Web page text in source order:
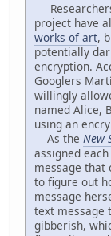
project have
works of art,
potentially
encryption.
Googlers
willingly
named Alice,
using an
As the New
assigned
message that
to figure out
message
text message
gibberish,